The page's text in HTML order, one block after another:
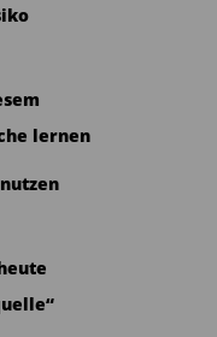
Ausbauphase
Sie produzieren
mit
Sie bieten
das höchste
lernen